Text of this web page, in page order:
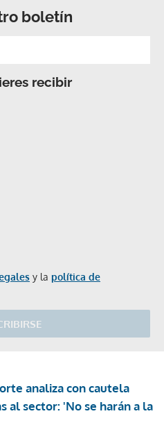
boletín
recibir
y la política de
analiza con cautela
al sector: 'No se harán a la